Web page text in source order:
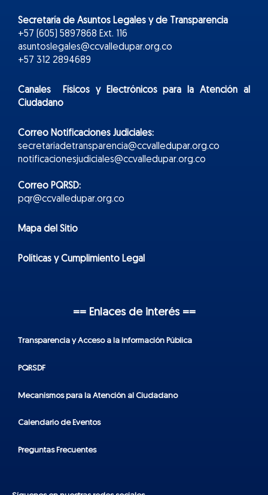
Secretaría de Asuntos Legales y de Transparencia
+57 (605) 5897868 Ext. 116
asuntoslegales@ccvalledupar.org.co
+57 312 2894689
Canales Físicos yElectrónicospara la Atención al
Ciudadano
Correo Notificaciones Judiciales:
secretariadetransparencia@ccvalledupar.org.co
notificacionesjudiciales@ccvalledupar.org.co
Correo PQRSD:
pqr@ccvalledupar.org.co
Mapa del Sitio
Políticas y Cumplimiento Legal
== Enlaces de interés ==
Transparencia y Acceso a la Información Pública
PQRSDF
Mecanismos para la Atención al Ciudadano
Calendario de Eventos
Preguntas Frecuentes